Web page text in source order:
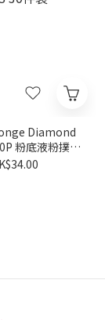
Diamond
粉底液粉撲菱
30件裝